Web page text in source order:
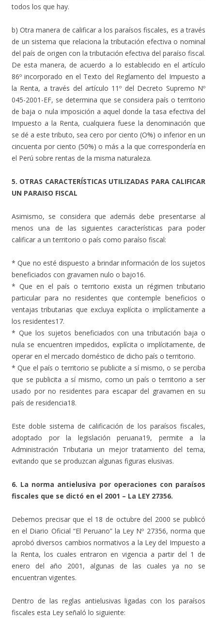
todos los que hay.
b) Otra manera de calificar a los paraísos fiscales, es a través
de un sistema que relaciona la tributación efectiva o nominal
del país de origen con la tributación efectiva del paraíso fiscal.
De esta manera, de acuerdo a lo establecido en el artículo
86º incorporado en el Texto del Reglamento del Impuesto a
la Renta, a través del artículo 11º del Decreto Supremo Nº
045-2001-EF, se determina que se considera país o territorio
de baja o nula imposición a aquel donde la tasa efectiva del
Impuesto a la Renta, cualquiera fuese la denominación que
se dé a este tributo, sea cero por ciento (O%) o inferior en un
cincuenta por ciento (50%) o más a la que correspondería en
el Perú sobre rentas de la misma naturaleza.
5. OTRAS CARACTERÍSTICAS UTILIZADAS PARA CALIFICAR
UN PARAISO FISCAL
Asimismo, se considera que además debe presentarse al
menos una de las siguientes características para poder
calificar a un territorio o país como paraíso fiscal:
* Que no esté dispuesto a brindar información de los sujetos
beneficiados con gravamen nulo o bajo16.
* Que en el país o territorio exista un régimen tributario
particular para no residentes que contemple beneficios o
ventajas tributarias que excluya explícita o implícitamente a
los residentes17.
* Que los sujetos beneficiados con una tributación baja o
nula se encuentren impedidos, explícita o implícitamente, de
operar en el mercado doméstico de dicho país o territorio.
* Que el país o territorio se publicite a sí mismo, o se perciba
que se publicita a sí mismo, como un país o territorio a ser
usado por no residentes para escapar del gravamen en su
país de residencia18.
Este doble sistema de calificación de los paraísos fiscales,
adoptado por la legislación peruana19, permite a la
Administración Tributaria un mejor tratamiento del tema,
evitando que se produzcan algunas figuras elusivas.
6. La norma antielusiva por operaciones con paraísos
fiscales que se dictó en el 2001 – La LEY 27356.
Debemos precisar que el 18 de octubre del 2000 se publicó
en el Diario Oficial “El Peruano” la Ley Nº 27356, norma que
aprobó diversos cambios normativos a la Ley del Impuesto a
la Renta, los cuales entraron en vigencia a partir del 1 de
enero del año 2001, algunas de las cuales ya no se
encuentran vigentes.
Dentro de las reglas antielusivas ligadas con los paraísos
fiscales esta Ley señaló lo siguiente: